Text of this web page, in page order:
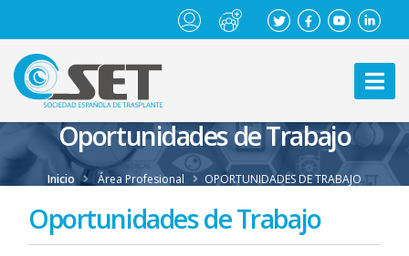
Oportunidades de Trabajo
Inicio Área Profesional OPORTUNIDADES DE TRABAJO
Oportunidades de Trabajo